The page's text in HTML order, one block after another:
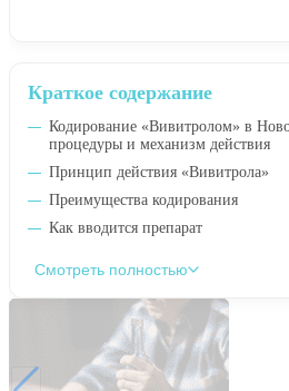
Краткое содержание
Кодирование «Вивитролом» в
процедуры и механизм действия
Принцип действия «Вивитрола»
Преимущества кодирования
Как вводится препарат
Смотреть полностью